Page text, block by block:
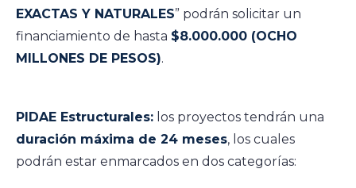
EXACTAS Y NATURALES” podrán solicitar un
financiamiento de hasta $8.000.000 (OCHO
MILLONES DE PESOS).
PIDAE Estructurales: los proyectos tendrán una
duración máxima de 24 meses, los cuales
podrán estar enmarcados en dos categorías: